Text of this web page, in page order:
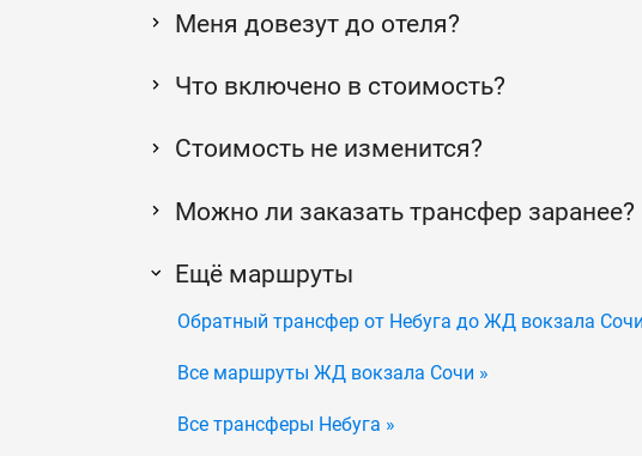
Меня довезут до отеля?
Что включено в стоимость?
Стоимость не изменится?
Можно ли заказать трансфер заранее?
Ещё маршруты
Обратный трансфер от Небуга до ЖД вокзала Сочи
Все маршруты ЖД вокзала Сочи »
Все трансферы Небуга »